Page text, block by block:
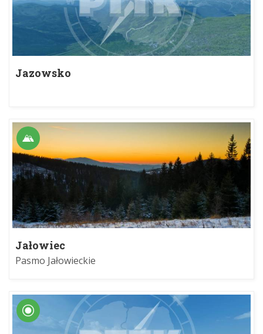
Jazowsko
Jałowiec
Pasmo Jałowieckie